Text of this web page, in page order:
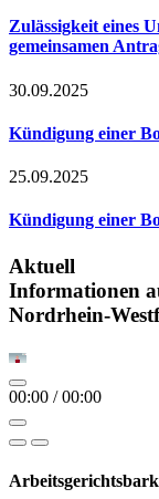
Zulässigkeit eines
gemeinsamen
30.09.2025
Kündigung einer
25.09.2025
Kündigung einer
Aktuell
Informationen
Nordrhein-
00:00 /00:00